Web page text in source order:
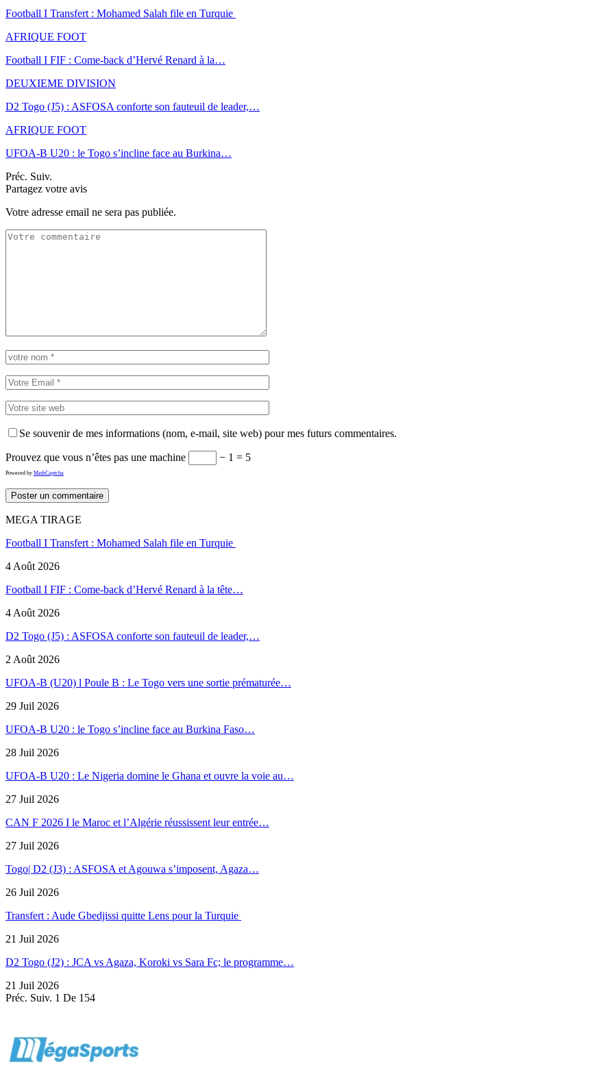
Football I Transfert : Mohamed Salah file en Turquie
AFRIQUE FOOT
Football I FIF : Come-back d’Hervé Renard à la…
DEUXIEME DIVISION
D2 Togo (J5) : ASFOSA conforte son fauteuil de leader,…
AFRIQUE FOOT
UFOA-B U20 : le Togo s’incline face au Burkina…
Préc. Suiv.
Partagez votre avis
Votre adresse email ne sera pas publiée.
Se souvenir de mes informations (nom, e-mail, site web) pour mes futurs commentaires.
Prouvez que vous n’êtes pas une machine − 1 = 5
Powered by MathCaptcha
MEGA TIRAGE
Football I Transfert : Mohamed Salah file en Turquie
4 Août 2026
Football I FIF : Come-back d’Hervé Renard à la tête…
4 Août 2026
D2 Togo (J5) : ASFOSA conforte son fauteuil de leader,…
2 Août 2026
UFOA-B (U20) l Poule B : Le Togo vers une sortie prématurée…
29 Juil 2026
UFOA-B U20 : le Togo s’incline face au Burkina Faso…
28 Juil 2026
UFOA-B U20 : Le Nigeria domine le Ghana et ouvre la voie au…
27 Juil 2026
CAN F 2026 I le Maroc et l’Algérie réussissent leur entrée…
27 Juil 2026
Togo| D2 (J3) : ASFOSA et Agouwa s’imposent, Agaza…
26 Juil 2026
Transfert : Aude Gbedjissi quitte Lens pour la Turquie
21 Juil 2026
D2 Togo (J2) : JCA vs Agaza, Koroki vs Sara Fc; le programme…
21 Juil 2026
Préc. Suiv. 1 De 154